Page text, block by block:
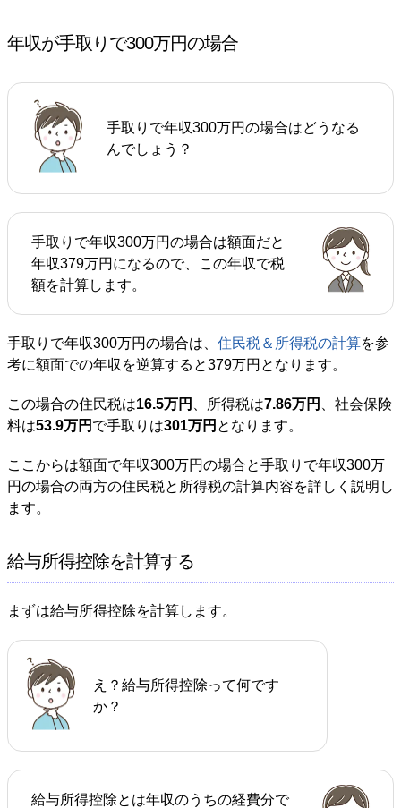
年収が手取りで300万円の場合
手取りで年収300万円の場合はどうなる
んでしょう？
手取りで年収300万円の場合は額面だと
年収379万円になるので、この年収で税
額を計算します。
手取りで年収300万円の場合は、 住民税＆所得税の計算を参
考に額面での年収を逆算すると379万円となります。
この場合の住民税は16.5万円 、所得税は7.86万円
、社会保険
料は53.9万円 で手取りは301万円 となります。
ここからは額面で年収300万円の場合と手取りで年収300万
円の場合の両方の住民税と所得税の計算内容を詳しく説明し
ます。
給与所得控除を計算する
まずは給与所得控除を計算します。
え？給与所得控除って何です
か？
給与所得控除とは年収のうちの経費分で